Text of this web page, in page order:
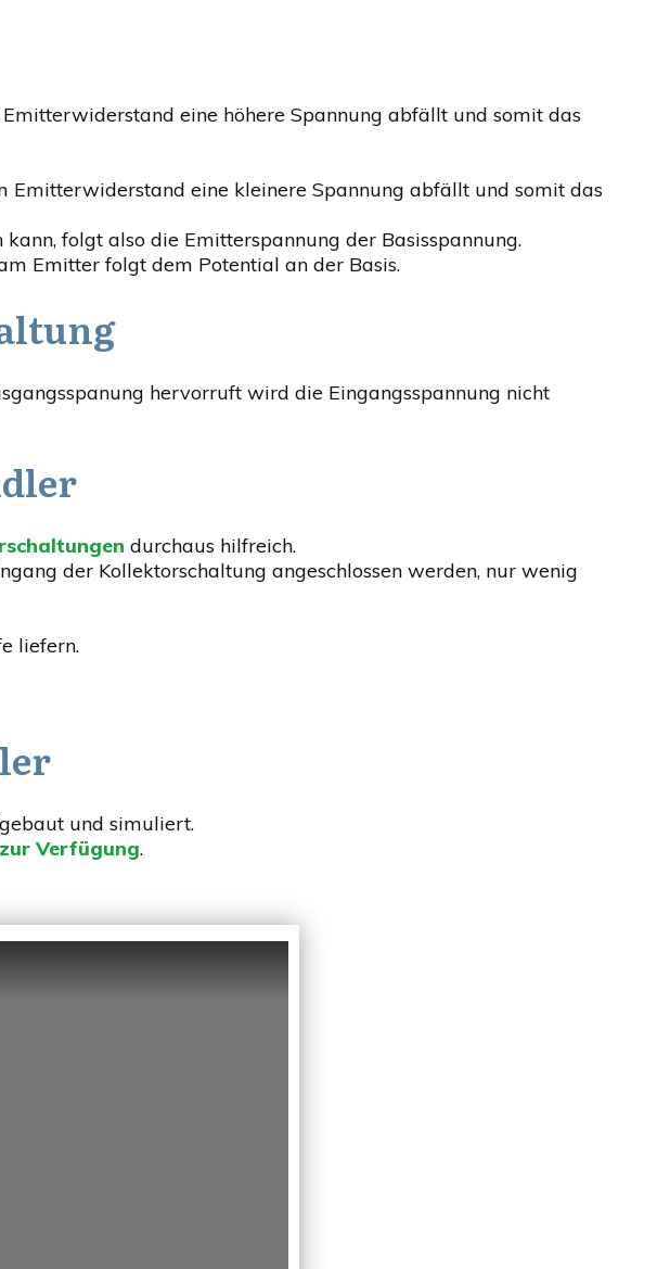
eine höhere Spannung abfällt und somit das
Emitterwiderstand eine kleinere Spannung abfällt und somit das
folgt also die Emitterspannung der Basisspannung.
Emitter folgt dem Potential an der Basis.
hervorruft wird die Eingangsspannung nicht
durchaus hilfreich.
der Kollektorschaltung angeschlossen werden, nur wenig
liefern.
und simuliert.
Verfügung.